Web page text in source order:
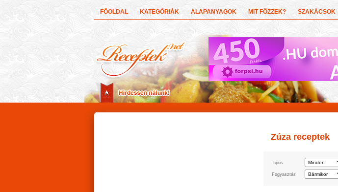
FŐOLDAL KATEGÓRIÁK ALAPANYAGOK MIT FŐZZEK? SZAKÁCSOK
Zúza receptek
Tipus
Fogyasztás